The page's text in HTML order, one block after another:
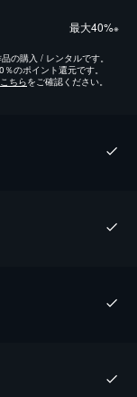
最⼤40%※
の購入 / レンタルです。
のポイント還元です。
こちらをご確認ください。